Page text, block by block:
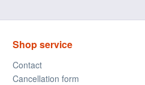
Shop service
Contact
Cancellation form